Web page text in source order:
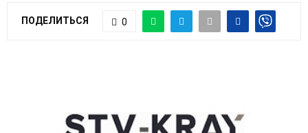
YПОДЕЛИТЬСЯ 0